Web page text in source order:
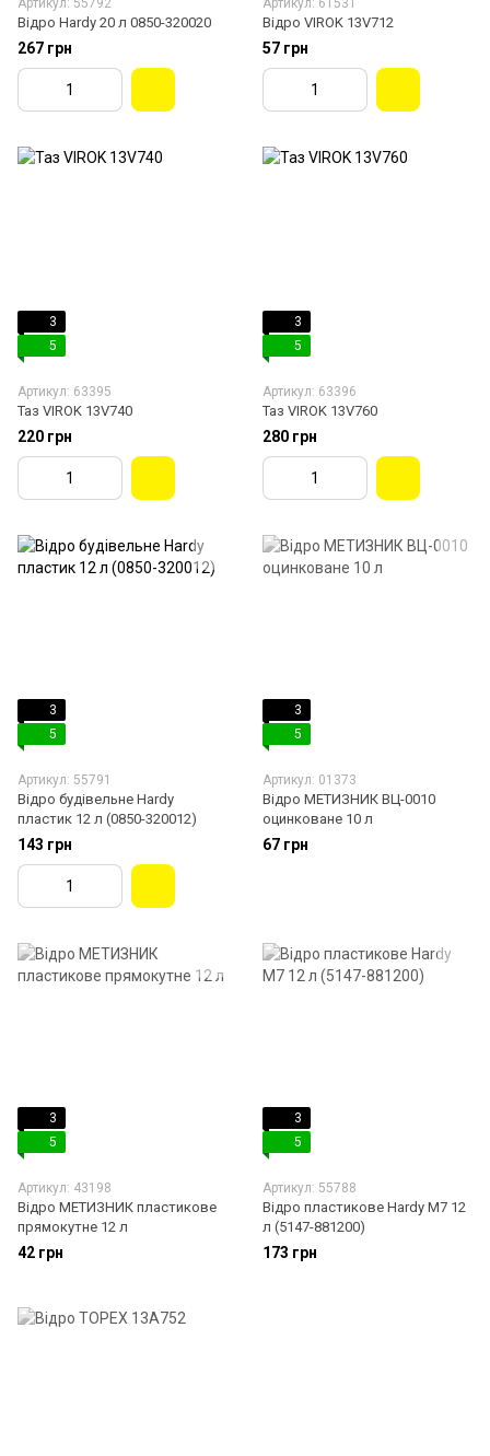
Артикул: 55792
Відро Hardy 20 л 0850-320020
267 грн
Артикул: 61531
Відро VIROK 13V712
57 грн
3
5
Артикул: 63395
Таз VIROK 13V740
220 грн
3
5
Артикул: 63396
Таз VIROK 13V760
280 грн
3
5
Артикул: 55791
Відро будівельне Hardy
пластик 12 л (0850-320012)
143 грн
3
5
Артикул: 01373
Відро МЕТИЗНИК ВЦ-0010
оцинковане 10 л
67 грн
3
5
Артикул: 43198
Відро МЕТИЗНИК пластикове
прямокутне 12 л
42 грн
3
5
Артикул: 55788
Відро пластикове Hardy M7 12
л (5147-881200)
173 грн